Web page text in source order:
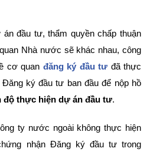
đầu tư, thẩm quyền chấp thuận
Nhà nước sẽ khác nhau, công
cơ quan đăng ký đầu tư đã thực
ký đầu tư ban đầu để nộp hồ
độ thực hiện dự án đầu tư.
ty nước ngoài không thực hiện
nhận Đăng ký đầu tư trong